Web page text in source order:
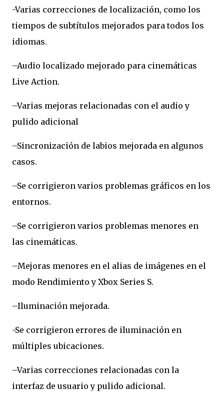
-Varias correcciones de localización, como los
tiempos de subtítulos mejorados para todos los
idiomas.
–Audio localizado mejorado para cinemáticas
Live Action.
–Varias mejoras relacionadas con el audio y
pulido adicional
–Sincronización de labios mejorada en algunos
casos.
–Se corrigieron varios problemas gráficos en los
entornos.
–Se corrigieron varios problemas menores en
las cinemáticas.
–Mejoras menores en el alias de imágenes en el
modo Rendimiento y Xbox Series S.
–Iluminación mejorada.
-Se corrigieron errores de iluminación en
múltiples ubicaciones.
–Varias correcciones relacionadas con la
interfaz de usuario y pulido adicional.